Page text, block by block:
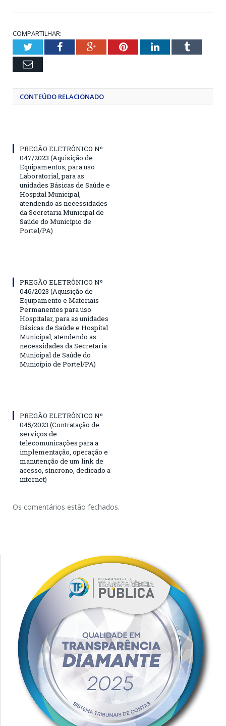
COMPARTILHAR:
TwitterFacebookGoogle+PinterestLinkedInTumblr
Email
CONTEÚDO RELACIONADO
PREGÃO ELETRÔNICO Nº
047/2023 (Aquisição de
Equipamentos, para uso
Laboratorial, para as
unidades Básicas de Saúde e
Hospital Municipal,
atendendo as necessidades
da Secretaria Municipal de
Saúde do Município de
Portel/PA)
PREGÃO ELETRÔNICO Nº
046/2023 (Aquisição de
Equipamento e Materiais
Permanentes para uso
Hospitalar, para as unidades
Básicas de Saúde e Hospital
Municipal, atendendo as
necessidades da Secretaria
Municipal de Saúde do
Município de Portel/PA)
PREGÃO ELETRÔNICO Nº
045/2023 (Contratação de
serviços de
telecomunicações para a
implementação, operação e
manutenção de um link de
acesso, síncrono, dedicado a
internet)
Os comentários estão fechados.